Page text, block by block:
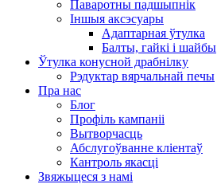
Паваротны падшыпнік
Іншыя аксэсуары
Адаптарная ўтулка
Балты, гайкі і шайбы
Ўтулка конусной драбнілку
Рэдуктар вярчальнай печы
Пра нас
Блог
Профіль кампаніі
Вытворчасць
Абслугоўванне кліентаў
Кантроль якасці
Звяжыцеся з намі